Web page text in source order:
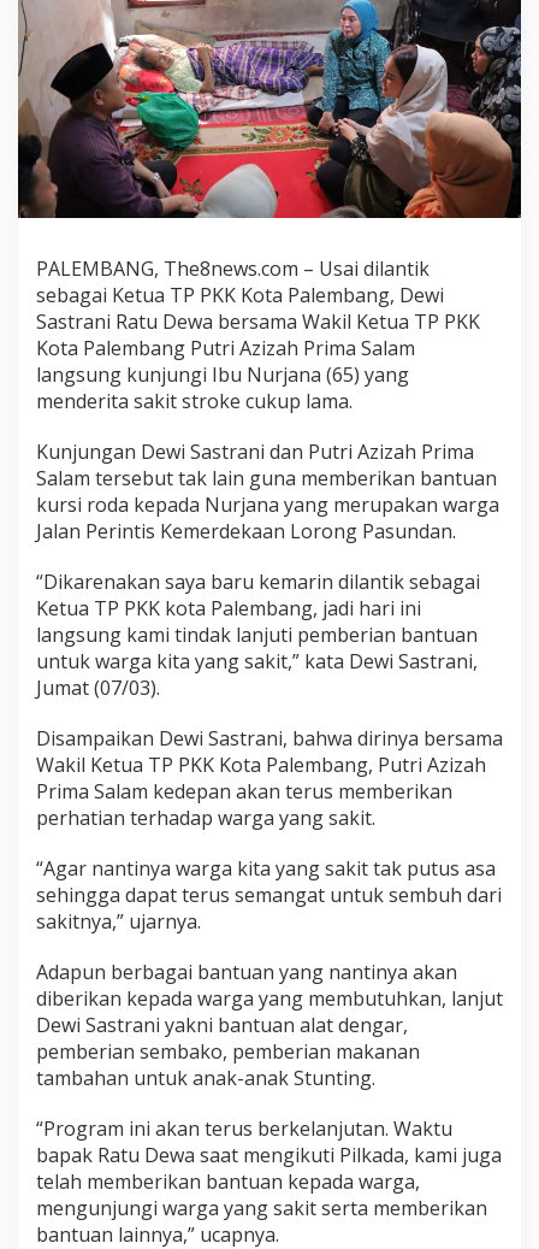
PALEMBANG, The8news.com – Usai dilantik
sebagai Ketua TP PKK Kota Palembang, Dewi
Sastrani Ratu Dewa bersama Wakil Ketua TP PKK
Kota Palembang Putri Azizah Prima Salam
langsung kunjungi Ibu Nurjana (65) yang
menderita sakit stroke cukup lama.
Kunjungan Dewi Sastrani dan Putri Azizah Prima
Salam tersebut tak lain guna memberikan bantuan
kursi roda kepada Nurjana yang merupakan warga
Jalan Perintis Kemerdekaan Lorong Pasundan.
“Dikarenakan saya baru kemarin dilantik sebagai
Ketua TP PKK kota Palembang, jadi hari ini
langsung kami tindak lanjuti pemberian bantuan
untuk warga kita yang sakit,” kata Dewi Sastrani,
Jumat (07/03).
Disampaikan Dewi Sastrani, bahwa dirinya bersama
Wakil Ketua TP PKK Kota Palembang, Putri Azizah
Prima Salam kedepan akan terus memberikan
perhatian terhadap warga yang sakit.
“Agar nantinya warga kita yang sakit tak putus asa
sehingga dapat terus semangat untuk sembuh dari
sakitnya,” ujarnya.
Adapun berbagai bantuan yang nantinya akan
diberikan kepada warga yang membutuhkan, lanjut
Dewi Sastrani yakni bantuan alat dengar,
pemberian sembako, pemberian makanan
tambahan untuk anak-anak Stunting.
“Program ini akan terus berkelanjutan. Waktu
bapak Ratu Dewa saat mengikuti Pilkada, kami juga
telah memberikan bantuan kepada warga,
mengunjungi warga yang sakit serta memberikan
bantuan lainnya,” ucapnya.